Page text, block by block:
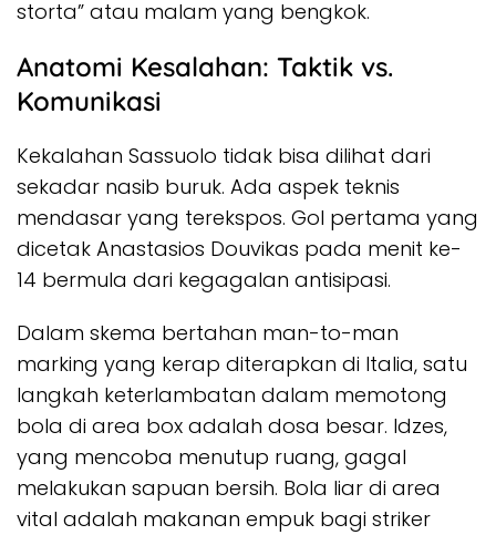
storta” atau malam yang bengkok.
Anatomi Kesalahan: Taktik vs.
Komunikasi
Kekalahan Sassuolo tidak bisa dilihat dari
sekadar nasib buruk. Ada aspek teknis
mendasar yang terekspos. Gol pertama yang
dicetak Anastasios Douvikas pada menit ke-
14 bermula dari kegagalan antisipasi.
Dalam skema bertahan man-to-man
marking yang kerap diterapkan di Italia, satu
langkah keterlambatan dalam memotong
bola di area box adalah dosa besar. Idzes,
yang mencoba menutup ruang, gagal
melakukan sapuan bersih. Bola liar di area
vital adalah makanan empuk bagi striker